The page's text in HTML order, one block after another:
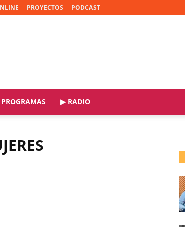
PROYECTOS PODCAST
PROGRAMAS ▶ RADIO